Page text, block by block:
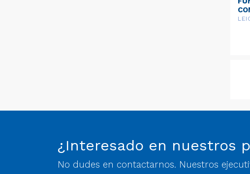
¿Interesado en nuestros
No dudes en contactarnos. Nuestros